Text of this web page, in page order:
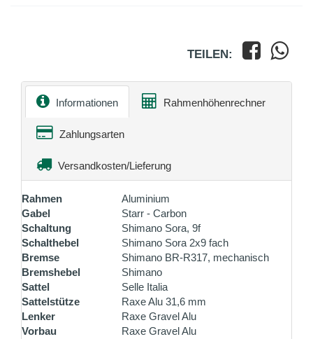
TEILEN:
Informationen Rahmenhöhenrechner
Zahlungsarten
Versandkosten/Lieferung
Rahmen
Aluminium
Gabel
Starr - Carbon
Schaltung
Shimano Sora, 9f
Schalthebel
Shimano Sora 2x9 fach
Bremse
Shimano BR-R317, mechanisch
Bremshebel
Shimano
Sattel
Selle Italia
Sattelstütze
Raxe Alu 31,6 mm
Lenker
Raxe Gravel Alu
Vorbau
Raxe Gravel Alu